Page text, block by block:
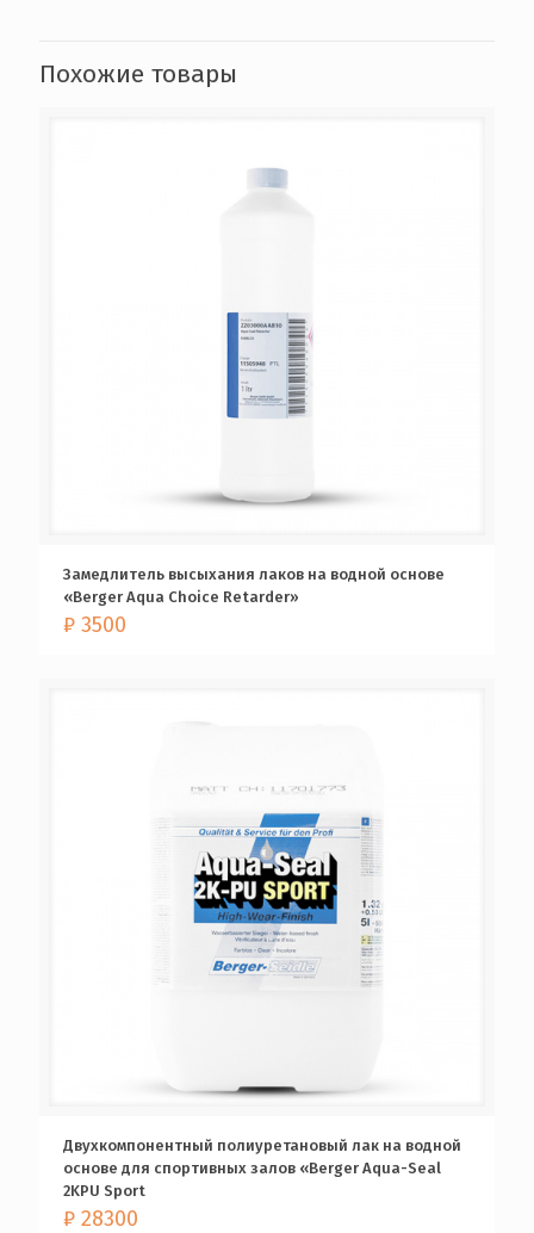
Похожие товары
Замедлитель высыхания лаков на водной основе
«Berger Aqua Choice Retarder»
₽ 3500
Двухкомпонентный полиуретановый лак на водной
основе для спортивных залов «Berger Aqua-Seal
2KPU Sport
₽ 28300